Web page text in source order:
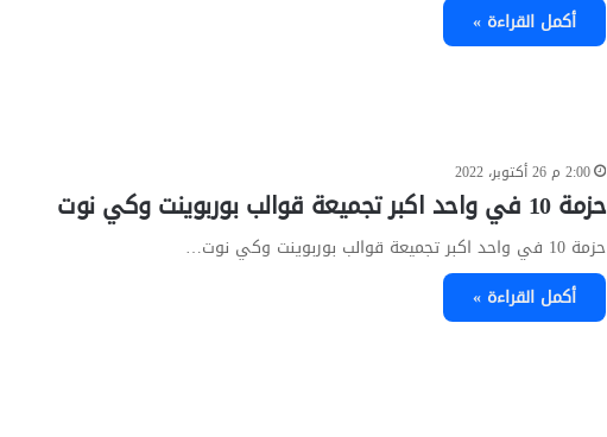
أكمل القراءة »
2:00 م 26 أكتوبر، 2022
حزمة 10 في واحد اكبر تجميعة قوالب بوربوينت وكي نوت
حزمة 10 في واحد اكبر تجميعة قوالب بوربوينت وكي نوت…
أكمل القراءة »